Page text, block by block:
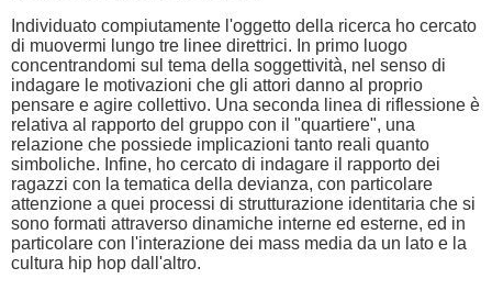
Individuato compiutamente l'oggetto della ricerca ho cercato
di muovermi lungo tre linee direttrici. In primo luogo
concentrandomi sul tema della soggettività, nel senso di
indagare le motivazioni che gli attori danno al proprio
pensare e agire collettivo. Una seconda linea di riflessione è
relativa al rapporto del gruppo con il "quartiere", una
relazione che possiede implicazioni tanto reali quanto
simboliche. Infine, ho cercato di indagare il rapporto dei
ragazzi con la tematica della devianza, con particolare
attenzione a quei processi di strutturazione identitaria che si
sono formati attraverso dinamiche interne ed esterne, ed in
particolare con l'interazione dei mass media da un lato e la
cultura hip hop dall'altro.